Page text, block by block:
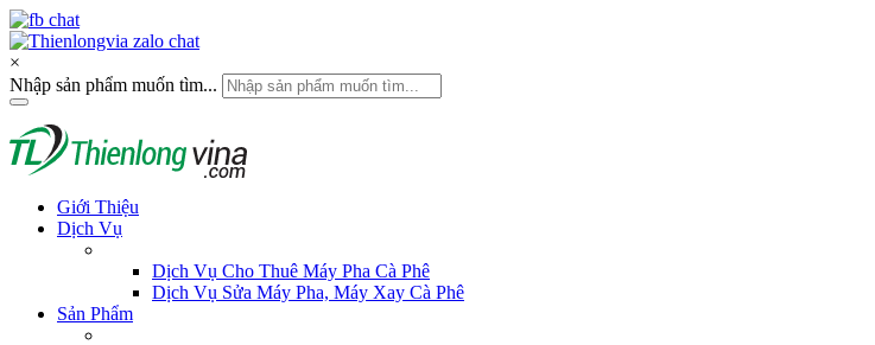
×
Nhập sản phẩm muốn tìm...
Giới Thiệu
Dịch Vụ
Dịch Vụ Cho Thuê Máy Pha Cà Phê
Dịch Vụ Sửa Máy Pha, Máy Xay Cà Phê
Sản Phẩm